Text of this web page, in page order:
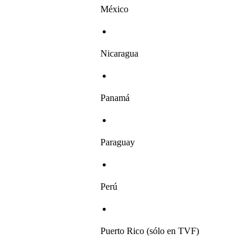
México
Nicaragua
Panamá
Paraguay
Perú
Puerto Rico (sólo en TVF)